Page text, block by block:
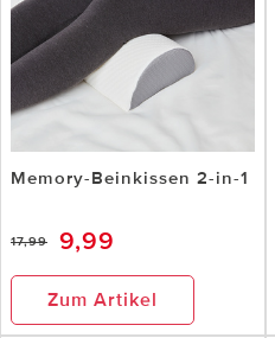
Memory-Beinkissen 2-in-1
17,99 9,99
Zum Artikel